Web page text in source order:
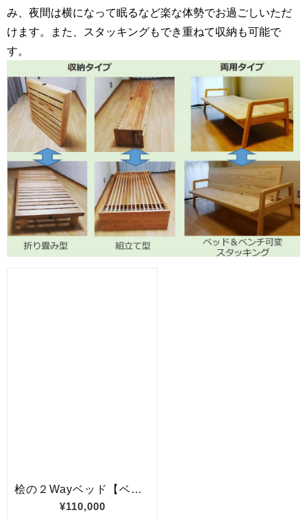
み、夜間は横になって眠るなど楽な体勢でお過ごしいただ
けます。また、スタッキングもでき重ねて収納も可能で
す。